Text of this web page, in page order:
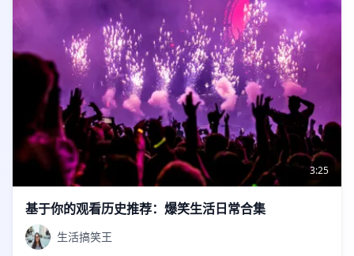
3:25
基于你的观看历史推荐：爆笑生活日常合集
生活搞笑王